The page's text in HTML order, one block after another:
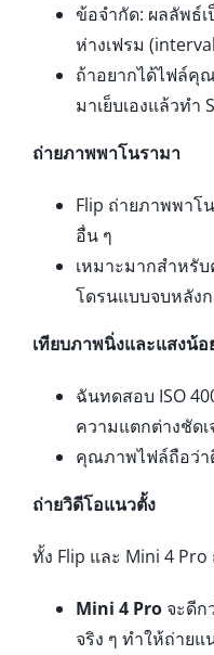
ข้อจำกัด: ผลลัพธ์เ
ห่างเฟรม
ถ้าอยากได้ไฟล์คุ
มาเย็บเองแล้วทำ
ถ่ายภาพพาโนรามา
Flip ถ่ายภาพพาโ
อื่น ๆ
เหมาะมากสำหรั
โดรนแบบจบหลัง
เทียบภาพนิ่งและแสงน้อ
ฉันทดสอบ ISO
ความแตกต่างชัด
คุณภาพไฟล์ถือว่า
ถ่ายวิดีโอแนวตั้ง
ทั้ง Flip และ Mini 4
Mini 4 Proจะดีก
จริง ๆ ทำให้ถ่ายแ